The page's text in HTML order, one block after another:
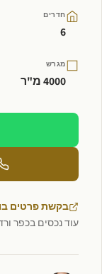
חדרים
6
מגרש
4000 מ"ר
בקשת פרטים
עוד נכסים בכפר